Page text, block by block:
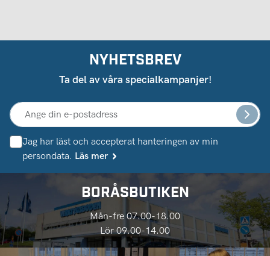
NYHETSBREV
Ta del av våra specialkampanjer!
Jag har läst och accepterat hanteringen av min
persondata. Läs mer
BORÅSBUTIKEN
Mån-fre 07.00-18.00
Lör 09.00-14.00